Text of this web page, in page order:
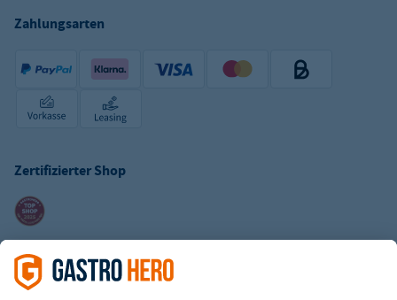
Zahlungsarten
Zertifizierter Shop
Kundenservice